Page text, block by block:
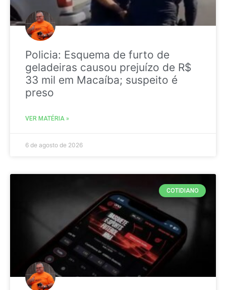
Policia: Esquema de furto de
geladeiras causou prejuízo de R$
33 mil em Macaíba; suspeito é
preso
VER MATÉRIA »
6 de agosto de 2026
COTIDIANO